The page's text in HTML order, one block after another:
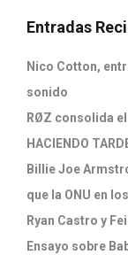
Entradas
Nico Cotton,
sonido
RØZ consolida
HACIENDO
Billie Joe
que la ONU en
Ryan Castro y
Ensayo sobre